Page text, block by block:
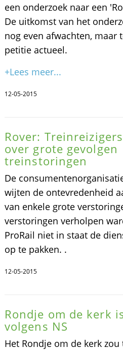
een onderzoek naar een
De uitkomst van het
nog even afwachten, maar
petitie actueel.
+Lees meer...
12-05-2015
Rover:
over grote gevolgen
treinstoringen
De
wijten de ontevredenheid
van enkele grote
verstoringen verholpen
ProRail niet in staat de
op te pakken. .
12-05-2015
Rondje om de kerk
volgens NS
Het Rondje om de kerk